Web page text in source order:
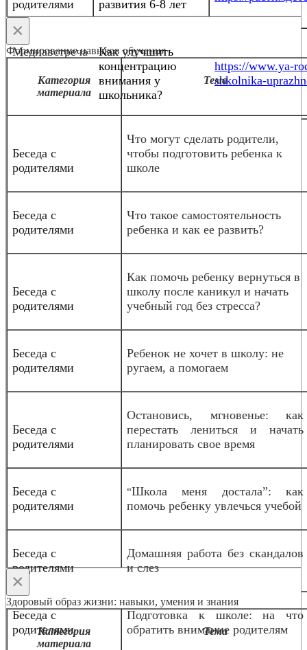
родителями развития 6-8 лет
Медиавстреча
Как улучшить
концентрацию
внимания у
школьника?
https://www.ya-
shkolnika-
×
Формирование навыков обучения
Категория
материала
Тема
Беседа с
родителями
Что могут сделать родители,
чтобы подготовить ребенка к
школе
Беседа с
родителями
Что такое самостоятельность
ребенка и как ее развить?
Беседа с
родителями
Как помочь ребенку вернуться в
школу после каникул и начать
учебный год без стресса?
Беседа с
родителями
Ребенок не хочет в школу: не
ругаем, а помогаем
Беседа с
родителями
Остановись, мгновенье: как
перестать лениться и начать
планировать свое время
Беседа с
родителями
“Школа меня достала”: как
помочь ребенку увлечься учебой
Беседа с
родителями
Домашняя работа без скандалов
и слез
Беседа с
родителями
Подготовка к школе: на что
обратить внимание родителям
×
Здоровый образ жизни: навыки, умения и знания
Категория
материала
Тема